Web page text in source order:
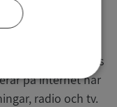
ett av
utgivningsbevis
på internet har
radio och tv.
Inriktning